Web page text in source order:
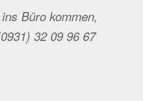
Büro kommen,
32 09 96 67